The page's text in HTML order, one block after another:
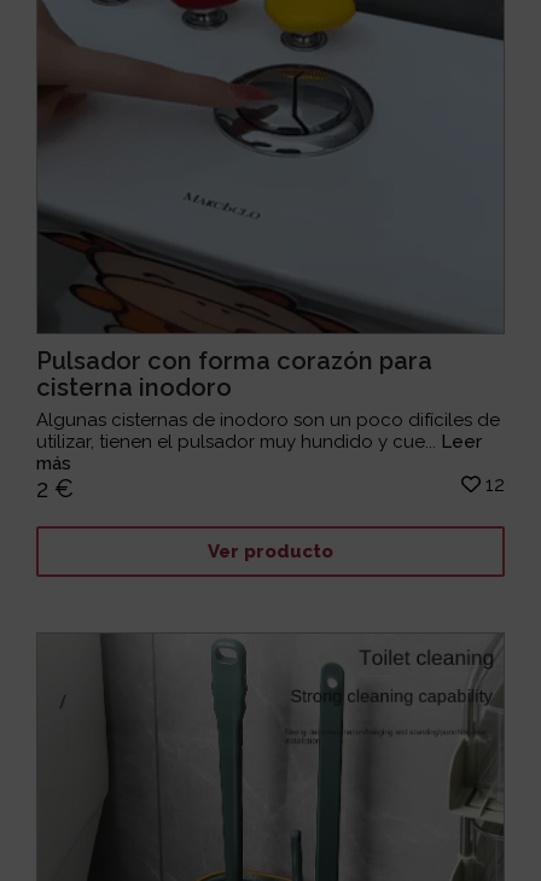
Pulsador con forma corazón para
cisterna inodoro
Algunas cisternas de inodoro son un poco difíciles de
utilizar, tienen el pulsador muy hundido y cue... Leer
más
2 € 12
Ver producto